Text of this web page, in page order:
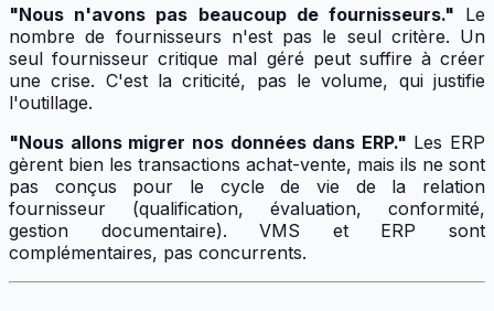
"Nous n'avons pas beaucoup de fournisseurs." Le
nombre de fournisseurs n'est pas le seul critère. Un
seul fournisseur critique mal géré peut suffire à créer
une crise. C'est la criticité, pas le volume, qui justifie
l'outillage.
"Nous allons migrer nos données dans ERP." Les ERP
gèrent bien les transactions achat-vente, mais ils ne sont
pas conçus pour le cycle de vie de la relation
fournisseur (qualification, évaluation, conformité,
gestion documentaire). VMS et ERP sont
complémentaires, pas concurrents.